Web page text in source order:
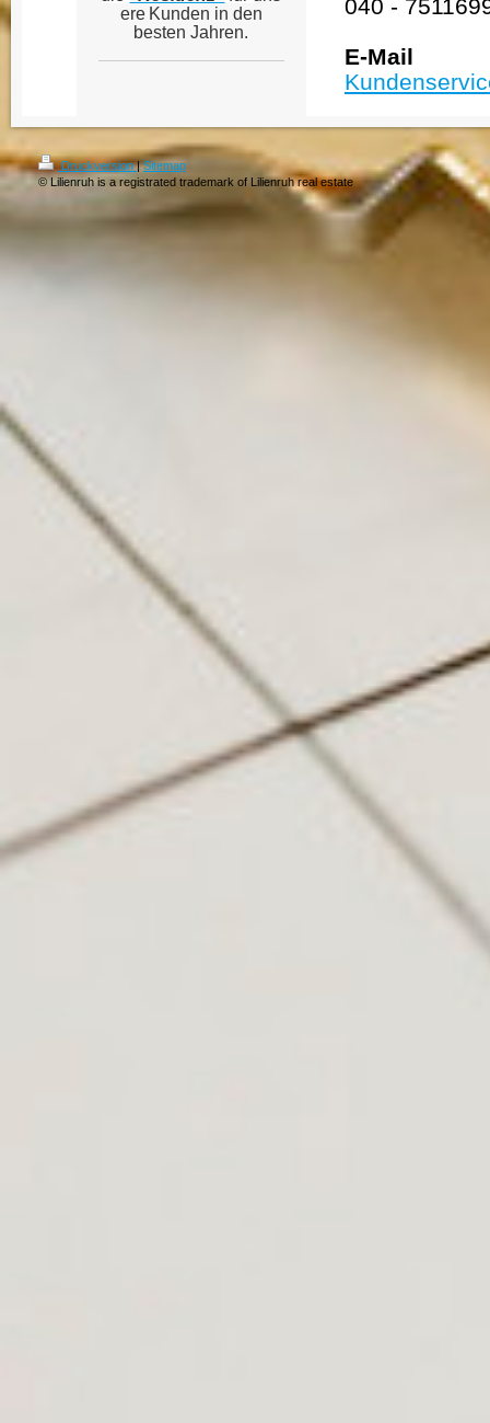
ere Kunden in den
besten Jahren.
040 -
E-Mail
Druckversion| Sitemap
© Lilienruh is a registrated trademark of Lilienruh real estate